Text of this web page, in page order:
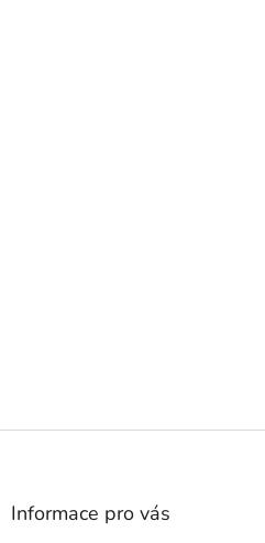
Z
Informace pro vás